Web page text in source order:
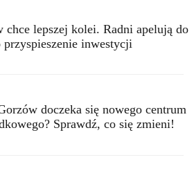
chce lepszej kolei. Radni apelują do
przyspieszenie inwestycji
doczeka się nowego centrum
Sprawdź, co się zmieni!